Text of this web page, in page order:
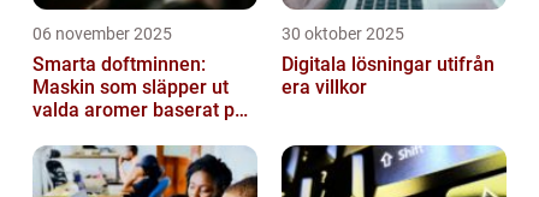
06 november 2025
Smarta doftminnen:
Maskin som släpper ut
valda aromer baserat på
30 oktober 2025
Digitala lösningar utifrån
era villkor